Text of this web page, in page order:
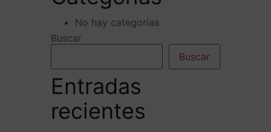
No hay categorías
Buscar
Buscar
Entradas
recientes